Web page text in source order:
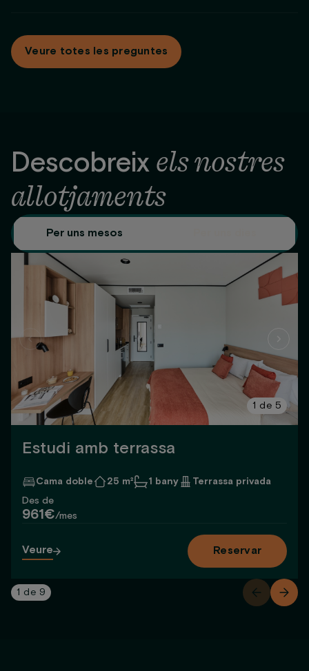
En estades superiors a 2 mesos, oferim diferents
modalitats de pagament: mensual, pagament total per
avançat o pagament avançat dels 2 primers mesos.
Veure totes les preguntes
Descobreixels nostres
allotjaments
Per uns mesos
1 de 5
Estudi amb terrassa
Cama doble 25 m² 1 bany
Terrassa privada
Des de
961€/mes
Veure Reservar
1 de 9